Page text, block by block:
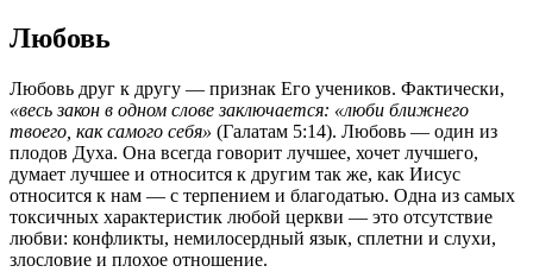
Любовь
Любовь друг к другу — признак Его учеников. Фактически,
«весь закон в одном слове заключается: «люби ближнего
твоего, как самого себя» (Галатам 5:14). Любовь — один из
плодов Духа. Она всегда говорит лучшее, хочет лучшего,
думает лучшее и относится к другим так же, как Иисус
относится к нам — с терпением и благодатью. Одна из самых
токсичных характеристик любой церкви — это отсутствие
любви: конфликты, немилосердный язык, сплетни и слухи,
злословие и плохое отношение.